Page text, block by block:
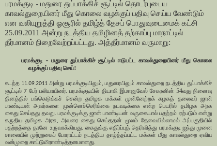
பரமக்குடி - மதுரை துப்பாக்கிச் சூட்டில் தொடர்புடைய
காவல்துறையினர் மீது கொலை வழக்குப் பதிவு செய்ய வேண்டும்
என வலியுறுத்தி ஓசூரில் தமிழ்த் தேசப் பொதுவுடைமைக் கட்சி
25.09.2011 அன்று நடத்திய தமிழினத் தற்காப்பு மாநாட்டில்
தீர்மானம் நிறைவேற்றப்பட்டது. அத்தீர்மானம் வருமாறு:
பரமக்குடி– மதுரை துப்பாக்கிச் சூட்டில் ஈடுபட்ட காவல்துறையினர் மீது கொலை
வழக்குப் பதிவு செய்!
கடந்த 11.09.2011அன்று பரமக்குடியிலும்,மதுரையிலும் காவல்துறை நடத்திய துப்பாக்கிச்
சூட்டில் 7 பேர் பலியாயினர்.பரமக்குடியில் தியாகி இமானுவேல் சேகரனின் 54வது நினைவு
தினத்தில் பங்கெடுக்கச் சென்ற தமிழக மக்கள் முன்னேற்றக் கழகத் தலைவர் ஜான்
பாண்டியன் அவர்களை முன்னெச்செரிக்கை நடவடிக்கை என்ற பெயரில் தமிழக அரசு
கைது செய்தது தவறு.பரமக்குடிக்கு ஜான் பாண்டியன் வருகையால் பதற்றம் ஏற்படும் என்று
கருதிய தமிழக அரசு, அவரை கைது செய்ததன் மூலம் தேவையில்லாமல் அப்பகுதியில்
பதற்றத்தை தானே உருவாக்கியது. கைதுக்கு எதிர்ப்புத் தெரிவித்து பரமக்குடி ஐந்து முனை
சாலையில் முற்றுகைப் போராட்டம் நடத்திய தாழ்த்தப்பட்ட மக்கள் மீது காவல்துறை ஏவிய
வன்முறை காட்டுமிராண்டித்தனமானது.